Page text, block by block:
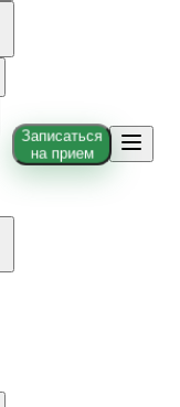
Записаться
на прием